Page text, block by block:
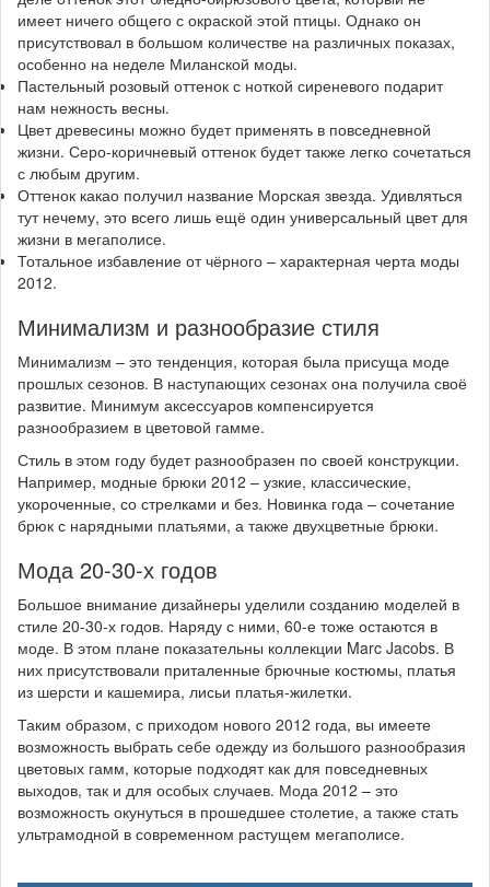
имеет ничего общего с окраской этой птицы. Однако он
присутствовал в большом количестве на различных показах,
особенно на неделе Миланской моды.
Пастельный розовый оттенок с ноткой сиреневого подарит
нам нежность весны.
Цвет древесины можно будет применять в повседневной
жизни. Серо-коричневый оттенок будет также легко сочетаться
с любым другим.
Оттенок какао получил название Морская звезда. Удивляться
тут нечему, это всего лишь ещё один универсальный цвет для
жизни в мегаполисе.
Тотальное избавление от чёрного – характерная черта моды
2012.
Минимализм и разнообразие стиля
Минимализм – это тенденция, которая была присуща моде
прошлых сезонов. В наступающих сезонах она получила своё
развитие. Минимум аксессуаров компенсируется
разнообразием в цветовой гамме.
Стиль в этом году будет разнообразен по своей конструкции.
Например, модные брюки 2012 – узкие, классические,
укороченные, со стрелками и без. Новинка года – сочетание
брюк с нарядными платьями, а также двухцветные брюки.
Мода 20-30-х годов
Большое внимание дизайнеры уделили созданию моделей в
стиле 20-30-х годов. Наряду с ними, 60-е тоже остаются в
моде. В этом плане показательны коллекции Marc Jacobs. В
них присутствовали приталенные брючные костюмы, платья
из шерсти и кашемира, лисьи платья-жилетки.
Таким образом, с приходом нового 2012 года, вы имеете
возможность выбрать себе одежду из большого разнообразия
цветовых гамм, которые подходят как для повседневных
выходов, так и для особых случаев. Мода 2012 – это
возможность окунуться в прошедшее столетие, а также стать
ультрамодной в современном растущем мегаполисе.